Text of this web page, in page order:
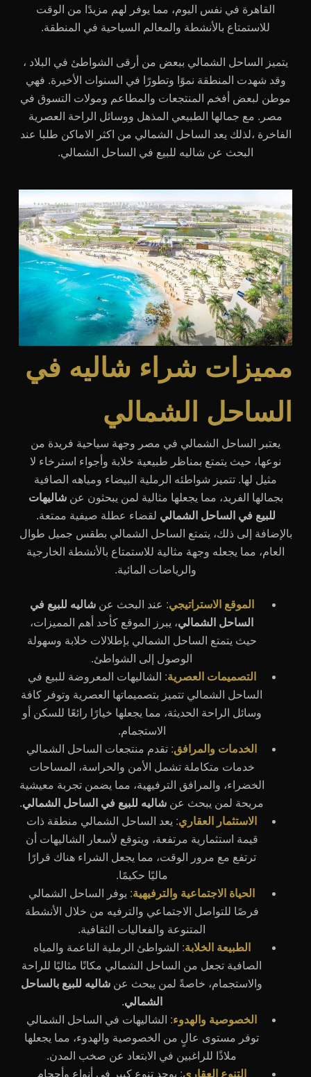
القاهرة في نفس اليوم، مما يوفر لهم مزيدًا من الوقت
للاستمتاع بالأنشطة والمعالم السياحية في المنطقة.
يتميز الساحل الشمالي ببعض من أرقى الشواطئ في البلاد ،
وقد شهدت المنطقة نموًا وتطورًا في السنوات الأخيرة. فهي
موطن لبعض أفخم المنتجعات والمطاعم ومولات التسوق في
مصر. مع جمالها الطبيعي المذهل ووسائل الراحة العصرية
الفاخرة ،لذلك يعد الساحل الشمالي من اكثر الاماكن طلبا عند
البحث عن شاليه للبيع في الساحل الشمالي.
مميزات شراء شاليه في
الساحل الشمالي
يعتبر الساحل الشمالي في مصر وجهة سياحية فريدة من
نوعها، حيث يتمتع بمناظر طبيعية خلابة وأجواء استرخاء لا
مثيل لها. تتميز شواطئه الرملية البيضاء ومياهه الصافية
بجمالها الفريد، مما يجعلها مثالية لمن يبحثون عنشاليهات
للبيع في الساحل الشمالي لقضاء عطلة صيفية ممتعة.
بالإضافة إلى ذلك، يتمتع الساحل الشمالي بطقس جميل طوال
العام، مما يجعله وجهة مثالية للاستمتاع بالأنشطة الخارجية
والرياضات المائية.
الموقع الاستراتيجي: عند البحث عنشاليه للبيع في
الساحل الشمالي، يبرز الموقع كأحد أهم المميزات،
حيث يتمتع الساحل الشمالي بإطلالات خلابة وسهولة
الوصول إلى الشواطئ.
التصميمات العصرية: الشاليهات المعروضة للبيع في
الساحل الشمالي تتميز بتصميماتها العصرية وتوفر كافة
وسائل الراحة الحديثة، مما يجعلها خيارًا رائعًا للسكن أو
الاستجمام.
الخدمات والمرافق: تقدم منتجعات الساحل الشمالي
خدمات متكاملة تشمل الأمن والحراسة، المساحات
الخضراء، والمرافق الترفيهية، مما يضمن تجربة معيشية
مريحة لمن يبحث عن شاليه للبيع في الساحل الشمالي.
الاستثمار العقاري: يعد الساحل الشمالي منطقة ذات
قيمة استثمارية مرتفعة، ويتوقع لأسعار الشاليهات أن
ترتفع مع مرور الوقت، مما يجعل الشراء هناك قرارًا
ماليًا حكيمًا.
الحياة الاجتماعية والترفيهية: يوفر الساحل الشمالي
فرصًا للتواصل الاجتماعي والترفيه من خلال الأنشطة
المتنوعة والفعاليات الثقافية.
الطبيعة الخلابة: الشواطئ الرملية الناعمة والمياه
الصافية تجعل من الساحل الشمالي مكانًا مثاليًا للراحة
والاستجمام، خاصةً لمن يبحث عن شاليه للبيع بالساحل
الشمالي.
الخصوصية والهدوء: الشاليهات في الساحل الشمالي
توفر مستوى عالٍ من الخصوصية والهدوء، مما يجعلها
ملاذًا للراغبين في الابتعاد عن صخب المدن.
التنوع العقاري: يوجد تنوع كبير في أنواع وأحجام